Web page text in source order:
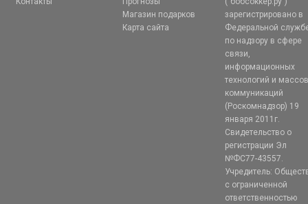
Магазин подарков
Карта сайта
зарегистрировано в
Федеральной
по надзору в сфере
связи,
информационных
технологий и
коммуникаций
(Роскомнадзор) 19
января 2011г.
Свидетельство о
регистрации Эл
№ФС77-43557.
Учредитель:
с ограниченной
ответственностью